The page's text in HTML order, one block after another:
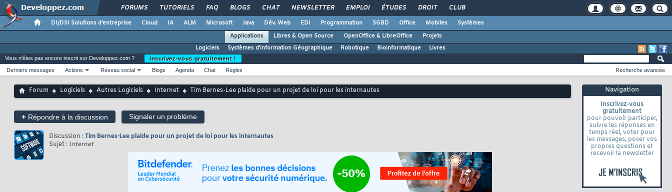
FORUMS TUTORIELS FAQ BLOGS CHAT NEWSLETTER EMPLOI ÉTUDES DROIT CLUB
DI/DSI Solutions d'entreprise Cloud IA ALM Microsoft Java Dév. Web EDI Programmation SGBD Office Mobiles
Systèmes
Applications
Libres & Open Source OpenOffice & LibreOffice
Projets
Logiciels
Systèmes d'information Géographique Robotique Bioinformatique Livres
Navigation
Inscrivez-vous
gratuitement
pour pouvoir participer,
suivre les réponses en
temps réel, voter pour
les messages, poser vos
propres questions et
recevoir la newsletter
Vous n'êtes pas encore inscrit sur Developpez.com ?
Inscrivez-vous gratuitement !
Derniers messages
Actions Réseau social Blogs Agenda Chat Règles Recherche avancée
Forum Logiciels Autres Logiciels Internet Tim Bernes-Lee plaide pour un projet de loi pour les internautes
+ Répondre à la discussion Signaler un problème
Discussion : Tim Bernes-Lee plaide pour un projet de loi pour les internautes
Sujet : Internet